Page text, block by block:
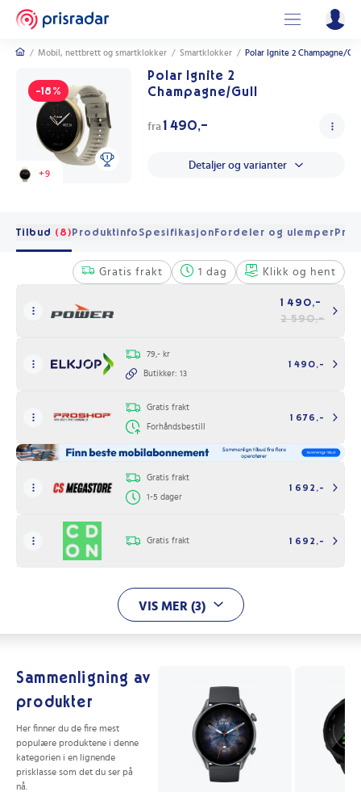
/ Mobil, nettbrett og smartklokker / Smartklokker / Polar Ignite 2 Champagne/
-18%
+9
Polar Ignite 2
Champagne/Gull
fra 1 490,-
Detaljer og varianter
Tilbud (8)Produktinfo SpesifikasjonFordeler og ulemperPris
Gratis frakt 1 dag Klikk og hent
1 490,-
2 590,-
79,- kr
Butikker: 13
1 490,-
Gratis frakt
Forhåndsbestill
1 676,-
Gratis frakt
1-5 dager
1 692,-
Gratis frakt 1 692,-
VIS MER (3)
Sammenligning av
produkter
Her finner du de fire mest
populære produktene i denne
kategorien i en lignende
prisklasse som det du ser på
nå.